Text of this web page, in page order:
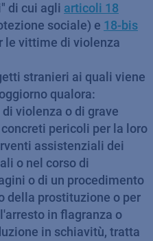
di cui agli articoli 18
sociale) e 18-bis
le vittime di violenza
stranieri ai quali viene
qualora:
violenza o di grave
pericoli per la loro
assistenziali dei
o nel corso di
o di un procedimento
della prostituzione o per
in flagranza o
in schiavitù, tratta